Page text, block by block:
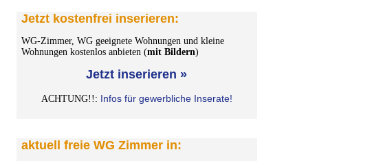
Jetzt kostenfrei inserieren:
WG-Zimmer, WG geeignete Wohnungen und kleine
Wohnungen kostenlos anbieten (mit Bildern)
Jetzt inserieren »
ACHTUNG!!: Infos für gewerbliche Inserate!
aktuell freie WG Zimmer in: